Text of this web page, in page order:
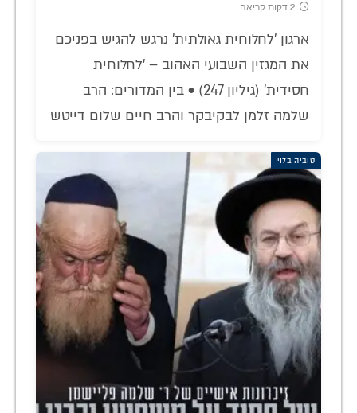
2 דקות קריאה
ארגון 'לחלוחית גאולתית' נרגש להגיש בפניכם
את המגזין השבועי האהוב – 'לחלוחית
חסידית' (גיליון 247) • בין המדורים: הרב
שלמה זלמן לבקיבקר והרב חיים שלום דייטש
טוביה בלוי